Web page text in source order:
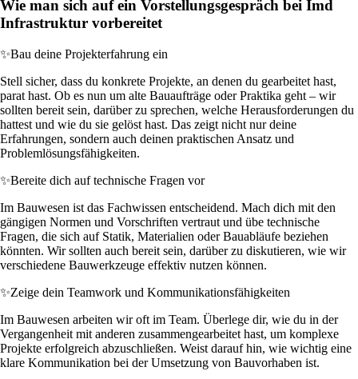
Wie man sich auf ein Vorstellungsgespräch bei Imd
Infrastruktur vorbereitet
✨Bau deine Projekterfahrung ein
Stell sicher, dass du konkrete Projekte, an denen du gearbeitet hast,
parat hast. Ob es nun um alte Bauaufträge oder Praktika geht – wir
sollten bereit sein, darüber zu sprechen, welche Herausforderungen du
hattest und wie du sie gelöst hast. Das zeigt nicht nur deine
Erfahrungen, sondern auch deinen praktischen Ansatz und
Problemlösungsfähigkeiten.
✨Bereite dich auf technische Fragen vor
Im Bauwesen ist das Fachwissen entscheidend. Mach dich mit den
gängigen Normen und Vorschriften vertraut und übe technische
Fragen, die sich auf Statik, Materialien oder Bauabläufe beziehen
könnten. Wir sollten auch bereit sein, darüber zu diskutieren, wie wir
verschiedene Bauwerkzeuge effektiv nutzen können.
✨Zeige dein Teamwork und Kommunikationsfähigkeiten
Im Bauwesen arbeiten wir oft im Team. Überlege dir, wie du in der
Vergangenheit mit anderen zusammengearbeitet hast, um komplexe
Projekte erfolgreich abzuschließen. Weist darauf hin, wie wichtig eine
klare Kommunikation bei der Umsetzung von Bauvorhaben ist.